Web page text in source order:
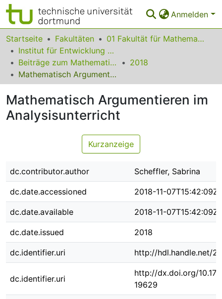
Anmelden
Bereiche & Sammlungen
Das gesamte Repositorium
Statistiken
FAQ
Leitlinien
Zurück zur Startseite
Startseite Fakultäten
01 Fakultät für Mathematik
Institut für Entwicklung und Erforschung des Mathematikunterrichts
Beiträge zum Mathematikunterricht
2018
Mathematisch Argumentieren im Analysisunterricht
Mathematisch Argumentieren im
Analysisunterricht
Kurzanzeige
dc.contributor.author Scheffler, Sabrina
dc.date.accessioned 2018-11-07T15:42:09Z
dc.date.available 2018-11-07T15:42:09Z
dc.date.issued 2018
dc.identifier.uri http://hdl.handle.net/
dc.identifier.uri
http://dx.doi.org/
19629